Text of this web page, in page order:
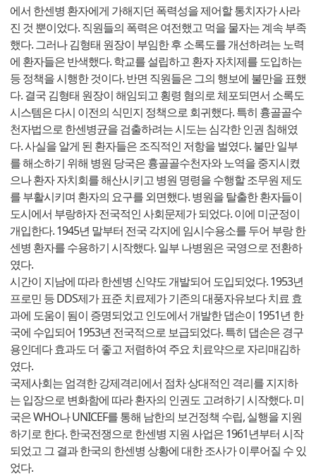
에서 한센병 환자에게 가해지던 폭력성을 제어할 통치자가 사라
진 것 뿐이었다. 직원들의 폭력은 여전했고 먹을 물자는 계속 부족
했다. 그러나 김형태 원장이 부임한 후 소록도를 개선하려는 노력
에 환자들은 반색했다. 학교를 설립하고 환자 자치제를 도입하는
등 정책을 시행한 것이다. 반면 직원들은 그의 행보에 불만을 표했
다. 결국 김형태 원장이 해임되고 횡령 혐의로 체포되면서 소록도
시스템은 다시 이전의 식민지 정책으로 회귀했다. 특히 흉골골수
천자법으로 한센병균을 검출하려는 시도는 심각한 인권 침해였
다. 사실을 알게 된 환자들은 조직적인 저항을 벌였다. 불만 일부
를 해소하기 위해 병원 당국은 흉골골수천자와 노역을 중지시켰
으나 환자 자치회를 해산시키고 병원 명령을 수행할 조무원 제도
를 부활시키며 환자의 요구를 외면했다. 병원을 탈출한 환자들이
도시에서 부랑하자 전국적인 사회문제가 되었다. 이에 미군정이
개입한다. 1945년 말부터 전국 각지에 임시수용소를 두어 부랑 한
센병 환자를 수용하기 시작했다. 일부 나병원은 국영으로 전환하
였다.
시간이 지남에 따라 한센병 신약도 개발되어 도입되었다. 1953년
프로민 등 DDS제가 표준 치료제가 기존의 대풍자유보다 치료 효
과에 도움이 됨이 증명되었고 인도에서 개발한 댑손이 1951년 한
국에 수입되어 1953년 전국적으로 보급되었다. 특히 댑손은 경구
용인데다 효과도 더 좋고 저렴하여 주요 치료약으로 자리매김하
였다.
국제사회는 엄격한 강제격리에서 점차 상대적인 격리를 지지하
는 입장으로 변화함에 따라 환자의 인권도 고려하기 시작했다. 미
국은 WHO나 UNICEF를 통해 남한의 보건정책 수립, 실행을 지원
하기로 한다. 한국전쟁으로 한센병 지원 사업은 1961년부터 시작
되었고 그 결과 한국의 한센병 상황에 대한 조사가 이루어질 수 있
었다.